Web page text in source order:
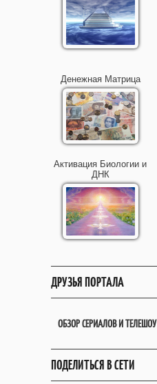
Денежная Матрица
Активация Биологии и
ДНК
ДРУЗЬЯ ПОРТАЛА
ОБЗОР СЕРИАЛОВ И ТЕЛЕШОУ
ПОДЕЛИТЬСЯ В СЕТИ